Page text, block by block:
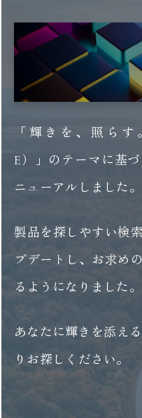
「輝きを、照らす
E）」のテーマに基
ニューアルしました。
製品を探しやすい検
プデートし、お求め
るようになりました。
あなたに輝きを添え
りお探しください。